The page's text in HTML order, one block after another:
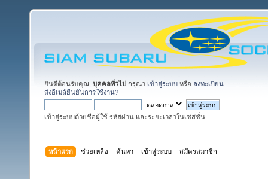
ยินดีต้อนรับคุณ, บุคคลทั่วไป กรุณา เข้าสู่ระบบ หรือ ลงทะเบียน
ส่งอีเมล์ยืนยันการใช้งาน?
เข้าสู่ระบบด้วยชื่อผู้ใช้ รหัสผ่าน และระยะเวลาในเซสชั่น
หน้าแรก ช่วยเหลือ ค้นหา เข้าสู่ระบบ สมัครสมาชิก